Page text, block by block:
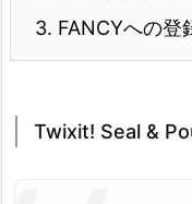
3. FANCYへの登
Twixit! Seal &